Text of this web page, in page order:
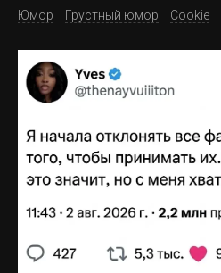
Юмор Грустный юмор Cookie